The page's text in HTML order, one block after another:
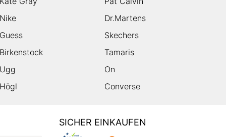
Nike
Dr.Martens
Guess
Skechers
Birkenstock
Tamaris
Ugg
On
Högl Converse
SICHER EINKAUFEN